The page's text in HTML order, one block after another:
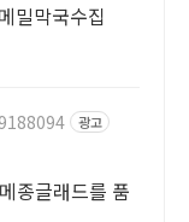
밀막국수집
광고
종글래드를 품